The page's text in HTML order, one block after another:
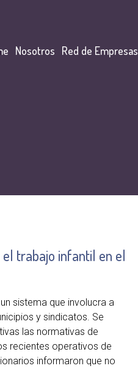
Nosotros Red de Empresas
trabajo infantil en el
sistema que involucra a
y sindicatos. Se
las normativas de
recientes operativos de
informaron que no